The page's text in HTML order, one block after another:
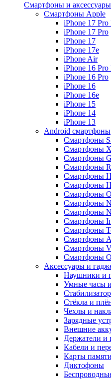
Смартфоны и аксессуары
Смартфоны Apple
iPhone 17 Pro
iPhone 17 Pro
iPhone 17
iPhone 17e
iPhone Air
iPhone 16 Pro
iPhone 16 Pro
iPhone 16
iPhone 16e
iPhone 15
iPhone 14
iPhone 13
Android cмартфоны
Смартфоны
Смартфоны
Смартфоны
Смартфоны
Смартфоны
Смартфоны
Смартфоны
Смартфоны
Смартфоны
Смартфоны
Смартфоны
Смартфоны
Смартфоны
Смартфоны
Аксессуары и
Наушники и
Умные часы
Стёкла и
Чехлы и
Зарядные
Внешние
Держатели и
Кабели и
Карты памяти
Диктофоны